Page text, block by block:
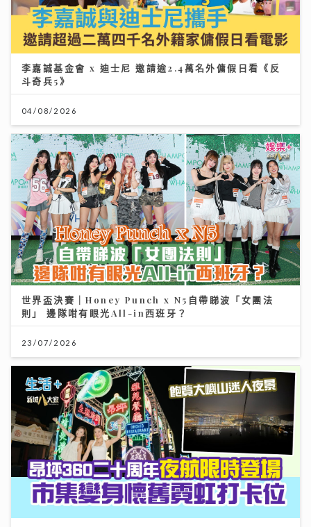
李嘉誠基金會 x 迪士尼 邀請逾2.4萬名外傭假日看《反
斗奇兵5》
04/08/2026
世界盃決賽｜Honey Punch x N5自帶睇波「女團法
則」 邊隊咁有眼光All-in西班牙？
23/07/2026